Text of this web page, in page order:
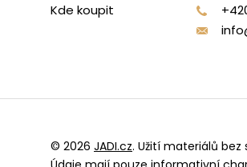
Kde koupit
© 2026 JADI.cz. Užití materiálů bez